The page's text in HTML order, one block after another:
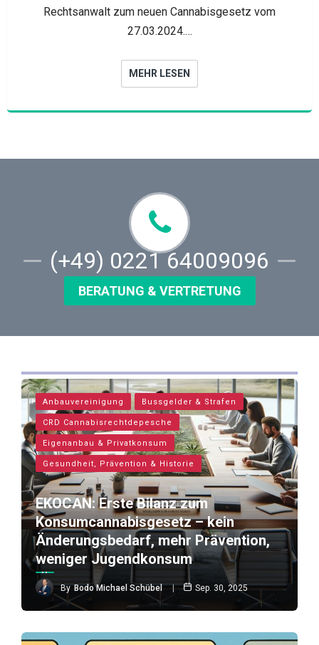
Rechtsanwalt zum neuen Cannabisgesetz vom
27.03.2024.…
MEHR LESEN
(+49) 0221 64009096
BERATUNG & VERTRETUNG
Anbauvereinigung Bussgelder & Strafen
CRD Cannabisrechtdepesche
Eigenanbau & Privatkonsum
Gesundheit, Prävention & Historie
EKOCAN: Erste Bilanz zum
Konsumcannabisgesetz – kein
Änderungsbedarf, mehr Prävention,
weniger Jugendkonsum
By Bodo Michael Schübel Sep. 30, 2025